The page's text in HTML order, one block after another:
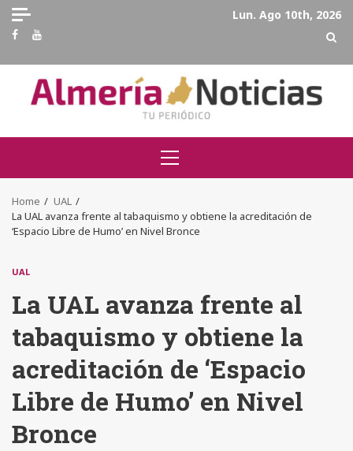
Skip
content
Lun. Ago 10th, 2026
Facebook
Youtube
Primary
Menu
Home
UAL
La UAL avanza frente al tabaquismo y obtiene la acreditación de
‘Espacio Libre de Humo’ en Nivel Bronce
UAL
La UAL avanza frente al
tabaquismo y obtiene la
acreditación de ‘Espacio
Libre de Humo’ en Nivel
Bronce